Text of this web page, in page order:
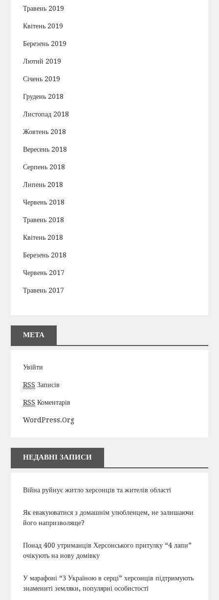
Травень 2019
Квітень 2019
Березень 2019
Лютий 2019
Січень 2019
Грудень 2018
Листопад 2018
Жовтень 2018
Вересень 2018
Серпень 2018
Липень 2018
Червень 2018
Травень 2018
Квітень 2018
Березень 2018
Червень 2017
Травень 2017
МЕТА
Увійти
RSS Записів
RSS Коментарів
WordPress.org
НЕДАВНІ ЗАПИСИ
Війна руйнує житло херсонців та жителів області
Як евакуюватися з домашнім улюбленцем, не залишаючи
його напризволяще?
Понад 400 утриманців Херсонського притулку “4 лапи”
очікують на нову домівку
У марафоні “З Україною в серці” херсонців підтримують
знамениті земляки, популярні особистості